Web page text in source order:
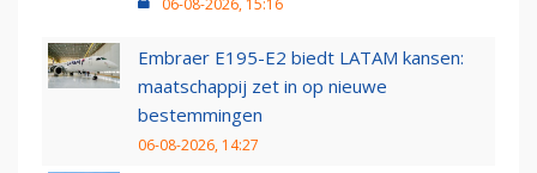
06-08-2026, 15:16
Embraer E195-E2 biedt LATAM kansen:
maatschappij zet in op nieuwe
bestemmingen
06-08-2026, 14:27